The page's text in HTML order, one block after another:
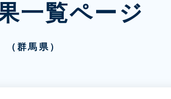
一覧ページ
（群馬県）